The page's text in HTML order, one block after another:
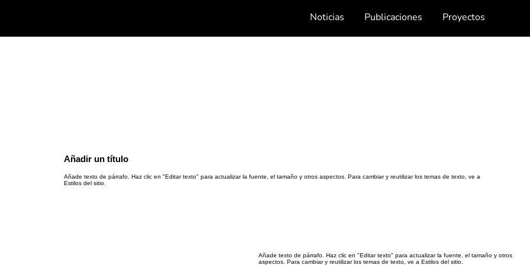
Noticias Publicaciones Proyectos
Añadir un título
Añade texto de párrafo. Haz clic en "Editar texto" para actualizar la fuente, el tamaño y otros aspectos. Para cambiar y reutilizar los temas de texto, ve a
Estilos del sitio.
Añade texto de párrafo. Haz clic en "Editar texto" para actualizar la fuente, el tamaño y otros
aspectos. Para cambiar y reutilizar los temas de texto, ve a Estilos del sitio.